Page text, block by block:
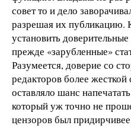
совет то и дело
разрешая их публикацию.
установить
прежде «зарубленные»
Разумеется, доверие со
редакторов более
оставляло шанс
который уж точно не
цензоров был